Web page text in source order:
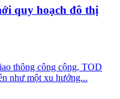
quy hoạch đô thị
thông công cộng, TOD
như một xu hướng...